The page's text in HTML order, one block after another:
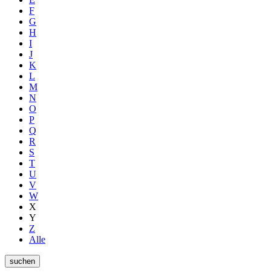
F
G
H
I
J
K
L
M
N
O
P
Q
R
S
T
U
V
W
X
Y
Z
Alle
suchen